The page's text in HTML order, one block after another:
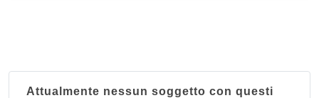
Attualmente nessun soggetto con questi